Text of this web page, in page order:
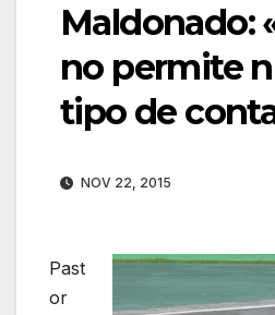
Maldonado:
no permite
tipo de
NOV 22, 2015
Past
or